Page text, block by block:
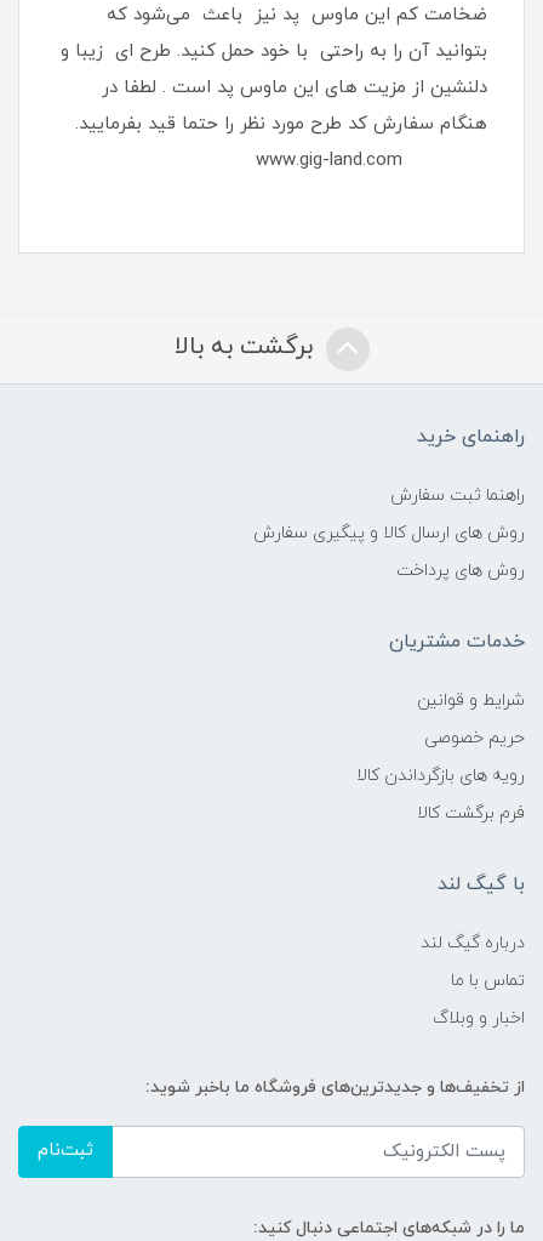
ضخامت کم این ماوس پد نیز باعث می‌شود که
بتوانید آن را به ‌راحتی با خود حمل کنید. طرح ای زیبا و
دلنشین از مزیت های این ماوس پد است . لطفا در
هنگام سفارش کد طرح مورد نظر را حتما قید بفرمایید.
برگشت به بالا
راهنمای خرید
راهنما ثبت سفارش
روش های ارسال کالا و پیگیری سفارش
روش های پرداخت
خدمات مشتریان
شرایط و قوانین
حریم خصوصی
رویه های بازگرداندن کالا
فرم برگشت کالا
با گیگ لند
درباره گیگ لند
تماس با ما
اخبار و وبلاگ
از تخفیف‌ها و جدیدترین‌های فروشگاه ما باخبر شوید:
ثبت‌نام
ما را در شبکه‌های اجتماعی دنبال کنید: